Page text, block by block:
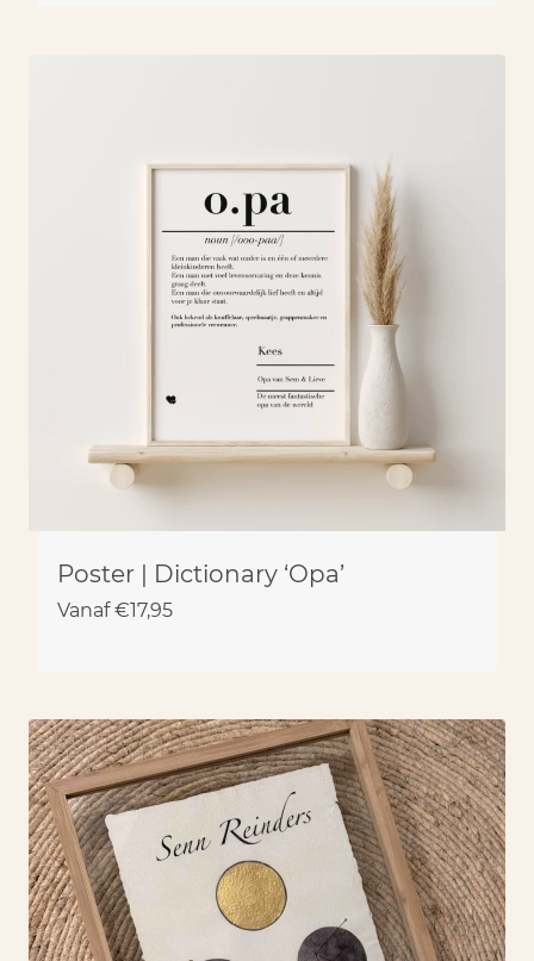
Poster | Dictionary ‘Opa’
Vanaf €17,95